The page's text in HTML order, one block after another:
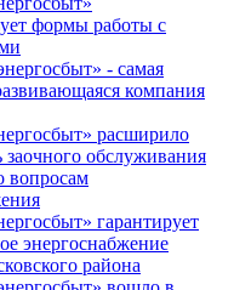
формы работы с
- самая
компания
расширило
заочного обслуживания
вопросам
гарантирует
энергоснабжение
района